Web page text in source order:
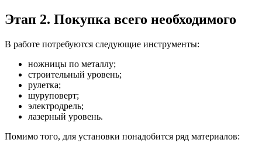
Этап 2. Покупка всего необходимого
В работе потребуются следующие инструменты:
ножницы по металлу;
строительный уровень;
рулетка;
шуруповерт;
электродрель;
лазерный уровень.
Помимо того, для установки понадобится ряд материалов: